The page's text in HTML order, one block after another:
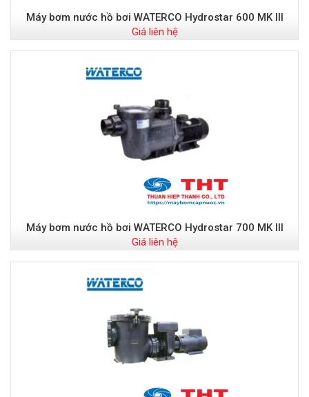
Máy bơm nước hồ bơi WATERCO Hydrostar 600 MK III
Giá liên hệ
Máy bơm nước hồ bơi WATERCO Hydrostar 700 MK III
Giá liên hệ